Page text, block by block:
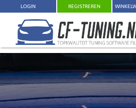
LOGIN REGISTREREN